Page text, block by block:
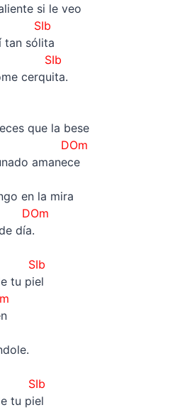
si le veo
SIb
tan sólita
SIb
cerquita.
que la bese
DOm
amanece
en la mira
DOm
día.
SIb
tu piel
SIb
tu piel